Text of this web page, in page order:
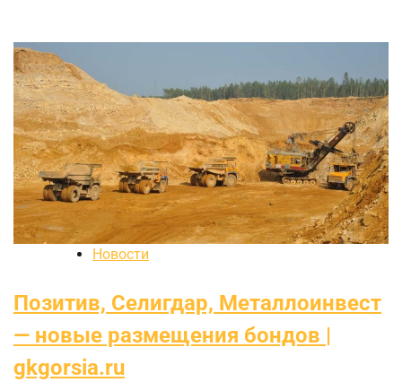
Новости
Позитив, Селигдар, Металлоинвест
— новые размещения бондов |
gkgorsia.ru